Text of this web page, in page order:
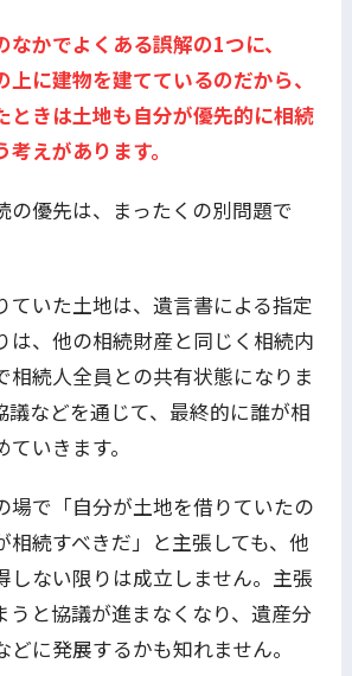
なかでよくある誤解の1つに、
上に建物を建てているのだから、
ときは土地も自分が優先的に相続
えがあります。
の優先は、まったくの別問題で
ていた土地は、遺言書による指定
は、他の相続財産と同じく相続内
相続人全員との共有状態になりま
議などを通じて、最終的に誰が相
いきます。
場で「自分が土地を借りていたの
相続すべきだ」と主張しても、他
しない限りは成立しません。主張
うと協議が進まなくなり、遺産分
に発展するかも知れません。